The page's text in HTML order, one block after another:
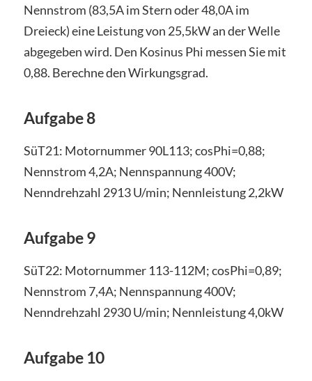
Nennstrom (83,5A im Stern oder 48,0A im
Dreieck) eine Leistung von 25,5kW an der Welle
abgegeben wird. Den Kosinus Phi messen Sie mit
0,88. Berechne den Wirkungsgrad.
Aufgabe 8
SüT21: Motornummer 90L113; cosPhi=0,88;
Nennstrom 4,2A; Nennspannung 400V;
Nenndrehzahl 2913 U/min; Nennleistung 2,2kW
Aufgabe 9
SüT22: Motornummer 113-112M; cosPhi=0,89;
Nennstrom 7,4A; Nennspannung 400V;
Nenndrehzahl 2930 U/min; Nennleistung 4,0kW
Aufgabe 10